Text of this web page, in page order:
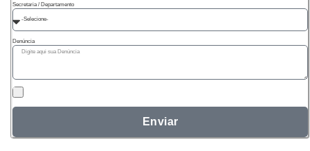
Secretaria / Departamento
Denúncia
Enviar